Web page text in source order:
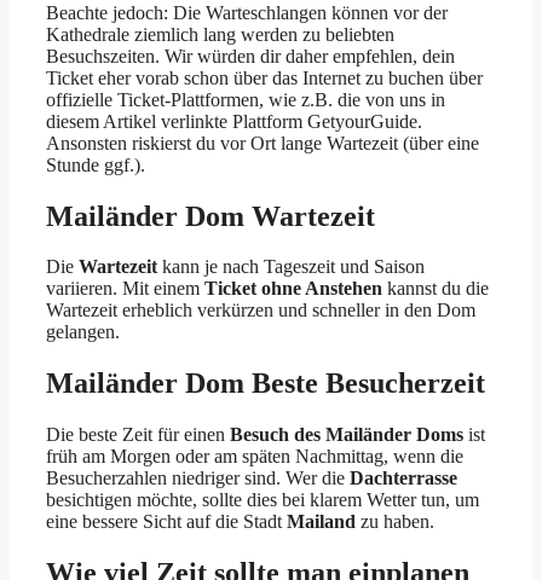
Beachte jedoch: Die Warteschlangen können vor der
Kathedrale ziemlich lang werden zu beliebten
Besuchszeiten. Wir würden dir daher empfehlen, dein
Ticket eher vorab schon über das Internet zu buchen über
offizielle Ticket-Plattformen, wie z.B. die von uns in
diesem Artikel verlinkte Plattform GetyourGuide.
Ansonsten riskierst du vor Ort lange Wartezeit (über eine
Stunde ggf.).
Mailänder Dom Wartezeit
Die Wartezeitkann je nach Tageszeit und Saison
variieren. Mit einem Ticket ohne Anstehen kannst du die
Wartezeit erheblich verkürzen und schneller in den Dom
gelangen.
Mailänder Dom Beste Besucherzeit
Die beste Zeit für einen Besuch des Mailänder Doms ist
früh am Morgen oder am späten Nachmittag, wenn die
Besucherzahlen niedriger sind. Wer die Dachterrasse
besichtigen möchte, sollte dies bei klarem Wetter tun, um
eine bessere Sicht auf die Stadt Mailand zu haben.
Wie viel Zeit sollte man einplanen